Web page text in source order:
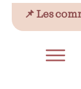
📌 Les